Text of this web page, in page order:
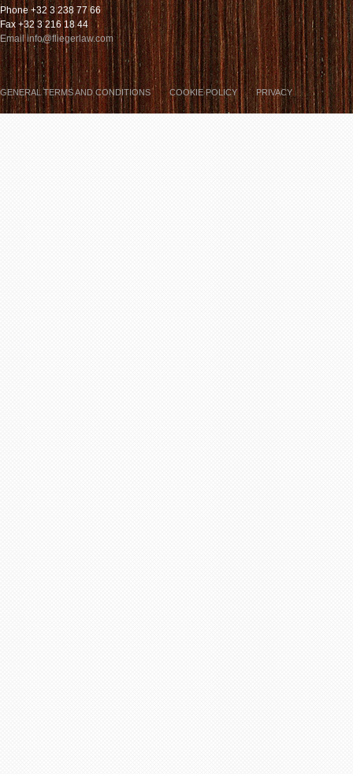
Phone +32 3 238 77 66
Fax +32 3 216 18 44
Email info@fliegerlaw.com
GENERAL TERMS AND CONDITIONS COOKIE POLICY PRIVACY